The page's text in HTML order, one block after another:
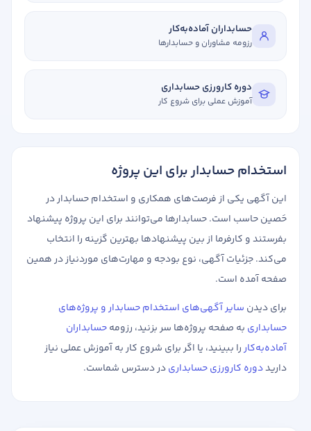
حسابداران آماده‌به‌کار
رزومه مشاوران و حسابدارها
دوره کارورزی حسابداری
آموزش عملی برای شروع کار
استخدام حسابدار برای این پروژه
این آگهی یکی از فرصت‌های همکاری و استخدام حسابدار در
حَصین حاسب است. حسابدارها می‌توانند برای این پروژه پیشنهاد
بفرستند و کارفرما از بین پیشنهادها بهترین گزینه را انتخاب
می‌کند. جزئیات آگهی، نوع بودجه و مهارت‌های موردنیاز در همین
صفحه آمده است.
برای دیدن سایر آگهی‌های استخدام حسابدار و پروژه‌های
حسابداری به صفحه پروژه‌ها سر بزنید، رزومهحسابداران
آماده‌به‌کاررا ببینید، یا اگر برای شروع کار به آموزش عملی نیاز
داریددوره کارورزی حسابداریدر دسترس شماست.